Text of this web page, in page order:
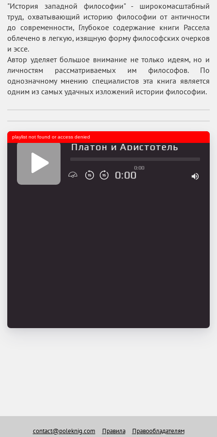
"История западной философии" - широкомасштабный
труд, охватывающий историю философии от античности
до современности, Глубокое содержание книги Рассела
облечено в легкую, изящную форму философских очерков
и эссе.
Автор уделяет большое внимание не только идеям, но и
личностям рассматриваемых им философов. По
однозначному мнению специалистов эта книга является
одним из самых удачных изложений истории философии.
Сократ, Платон и Аристотель
0:00
0:00
playlist not found or access denied
contact@poleknig.com Правила Правообладателям